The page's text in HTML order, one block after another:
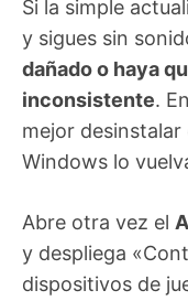
Si la simple
y sigues sin
dañado o haya
inconsistente.
mejor
Windows lo
Abre otra vez el
y despliega
dispositivos de